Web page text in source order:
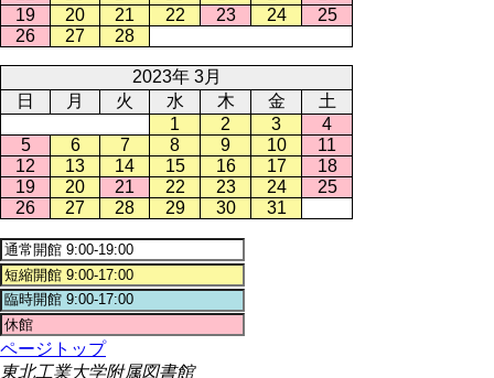
19
20 21 22 23 24
25
26
27 28
2023年 3月
日
月 火 水 木 金
土
1
2 3
4
5
6 7 8 9 10
11
12
13 14 15 16 17
18
19
20 21 22 23 24
25
26
27 28 29 30 31
ページトップ
東北工業大学附属図書館